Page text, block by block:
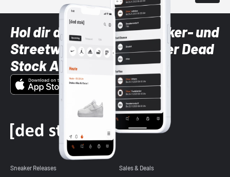
Hol dir die neuesten Sneaker- und
Streetwear-Brands mit der Dead
Stock App
Sneaker Releases Sales & Deals